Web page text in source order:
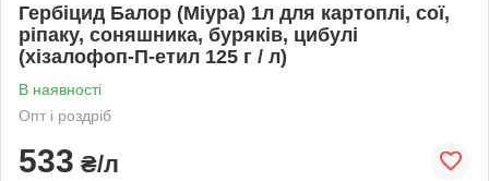
Гербіцид Балор (Міура) 1л для картоплі, сої,
ріпаку, соняшника, буряків, цибулі
(хізалофоп-П-етил 125 г / л)
В наявності
Опт і роздріб
533 ₴/л